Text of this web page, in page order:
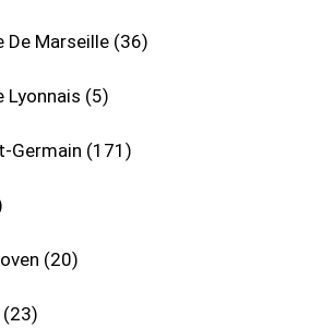
De Marseille 36
Lyonnais 5
Germain 171
20
23